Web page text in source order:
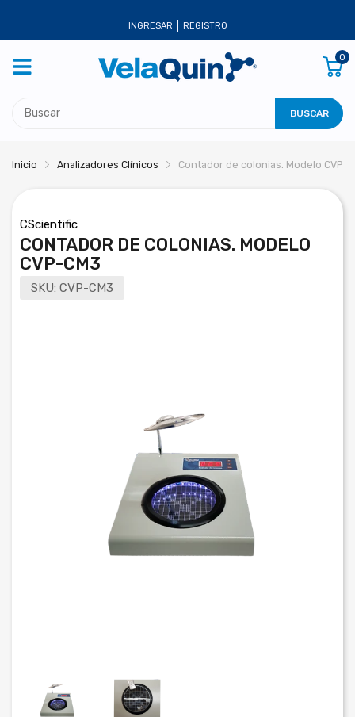
INGRESAR REGISTRO
0
BUSCAR
Inicio Analizadores Clínicos Contador de colonias. Modelo CVP-
CScientific
CONTADOR DE COLONIAS. MODELO
CVP-CM3
SKU: CVP-CM3